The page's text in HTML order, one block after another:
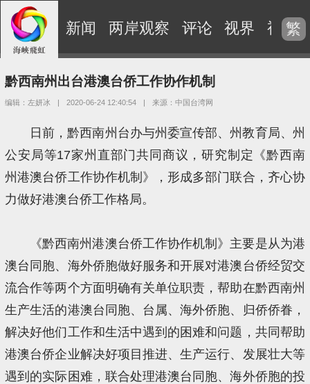
新闻 两岸观察 评论 视界 视频
繁
黔西南州出台港澳台侨工作协作机制
编辑：左妍冰 | 2020-06-24 12:40:54 | 来源：中国台湾网
日前，黔西南州台办与州委宣传部、州教育局、州
公安局等17家州直部门共同商议，研究制定《黔西南
州港澳台侨工作协作机制》，形成多部门联合，齐心协
力做好港澳台侨工作格局。
《黔西南州港澳台侨工作协作机制》主要是从为港
澳台同胞、海外侨胞做好服务和开展对港澳台侨经贸交
流合作等两个方面明确有关单位职责，帮助在黔西南州
生产生活的港澳台同胞、台属、海外侨胞、归侨侨眷，
解决好他们工作和生活中遇到的困难和问题，共同帮助
港澳台侨企业解决好项目推进、生产运行、发展壮大等
遇到的实际困难，联合处理港澳台同胞、海外侨胞的投